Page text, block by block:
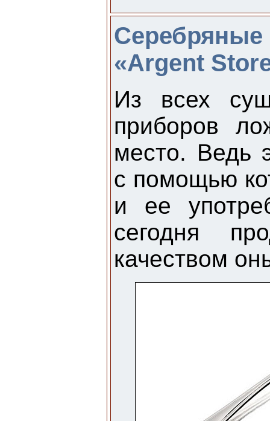
Серебряные
«Аrgent
Из всех
приборов
место. Ведь
с помощью
и ее
сегодня
качеством